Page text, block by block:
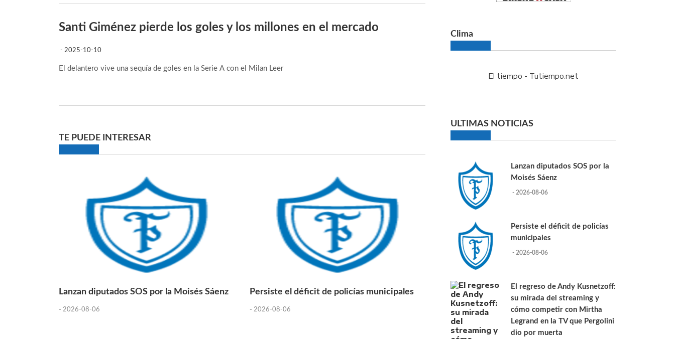
Santi Giménez pierde los goles y los millones en el mercado
- 2025-10-10
El delantero vive una sequía de goles en la Serie A con el Milan Leer
TE PUEDE INTERESAR
Lanzan diputados SOS por la Moisés Sáenz
- 2026-08-06
Persiste el déficit de policías municipales
- 2026-08-06
Clima
El tiempo - Tutiempo.net
ULTIMAS NOTICIAS
Lanzan diputados SOS por la
Moisés Sáenz
- 2026-08-06
Persiste el déficit de policías
municipales
- 2026-08-06
El regreso de Andy Kusnetzoff:
su mirada del streaming y
cómo competir con Mirtha
Legrand en la TV que Pergolini
dio por muerta